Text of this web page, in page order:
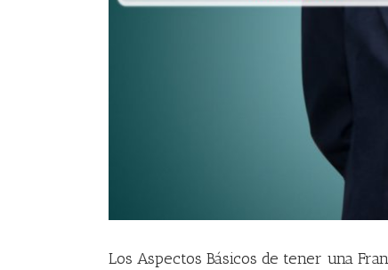
Los Aspectos Básicos de tener una